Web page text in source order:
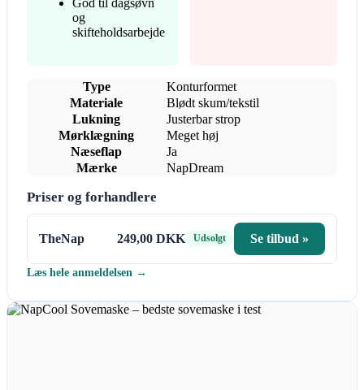
God til dagsøvn
og
skifteholdsarbejde
Type
Konturformet
Materiale
Blødt skum/tekstil
Lukning
Justerbar strop
Mørklægning
Meget høj
Næseflap
Ja
Mærke
NapDream
Priser og forhandlere
TheNap 249,00 DKK Udsolgt Se tilbud »
Læs hele anmeldelsen →